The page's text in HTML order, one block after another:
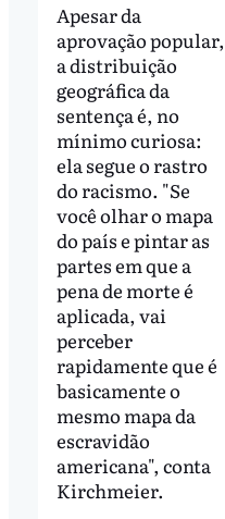
Apesar da
aprovação popular,
a distribuição
geográfica da
sentença é, no
mínimo curiosa:
ela segue o rastro
do racismo. "Se
você olhar o mapa
do país e pintar as
partes em que a
pena de morte é
aplicada, vai
perceber
rapidamente que é
basicamente o
mesmo mapa da
escravidão
americana", conta
Kirchmeier.